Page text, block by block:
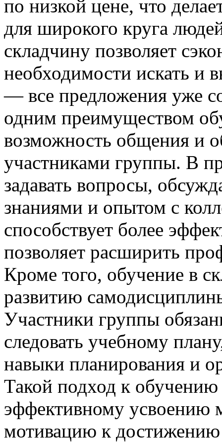
по низкой цене, что
для широкого круга
складчину позволяет
необходимости искать и
— все предложения уже
одним преимуществом
возможность общения и
участниками группы. В
задавать вопросы,
знаниями и опытом с
способствует более
позволяет расширить
Кроме того, обучение в
развитию
Участники группы
следовать учебному
навыки планирования и
Такой подход к обучению
эффективному усвоению
мотивацию к